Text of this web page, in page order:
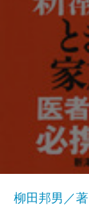
柳田邦男／著